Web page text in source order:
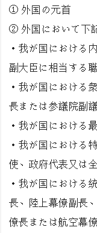
① 外国の元首
② 外国において下
・我が国における
副大臣に相当する職
・我が国における
長または参議院副
・我が国における
・我が国における
使、政府代表又は
・我が国における
長、陸上幕僚副長
僚長または航空幕